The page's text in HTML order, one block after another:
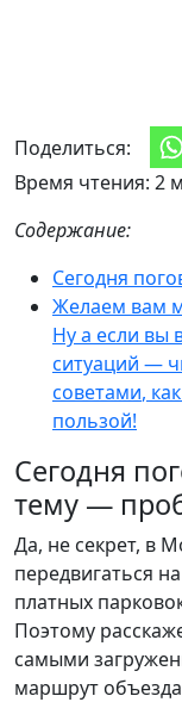
Поделиться:
Время чтения: 2
Содержание:
Сегодня
Желаем вам
Ну а если вы
ситуаций —
советами,
пользой!
Сегодня
тему —
Да, не секрет, в
передвигаться
платных
Поэтому
самыми
маршрут объезда